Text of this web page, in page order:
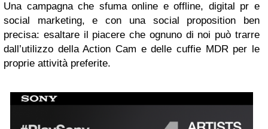
Una campagna che sfuma online e offline, digital pr e
social marketing, e con una social proposition ben
precisa: esaltare il piacere che ognuno di noi può trarre
dall’utilizzo della Action Cam e delle cuffie MDR per le
proprie attività preferite.